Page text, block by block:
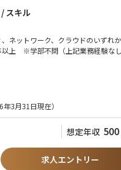
容】
リティ課題や事業課題のヒアリング
成熟度評価および改善計画（ロード
対策の優先順位付けと実行計画の提案
報システム部門までを対象とした提
動向の調査、ナレッジ発信
お客様との面談や提案活動をする
構築・運用まで関わる機会もあり、
獲得できます。
イトマップについて◢
ィ戦略立案を支援する自社製品で
お客様の事業戦略や経営課題を理解
、実現まで伴走することが私たちの役
スキル
、ネットワーク、クラウドのいずれ
以上 ※学部不問（上記業務経験な
、プロマネ等のSE業務経験
も可）
理やロードマップ作成経験
部門責任者向けの提案経験
アセスメントやリスク評価の経験
マネージャーまたはプロジェクトリー
年3月31日現在）
想定年収 500
求人エントリー